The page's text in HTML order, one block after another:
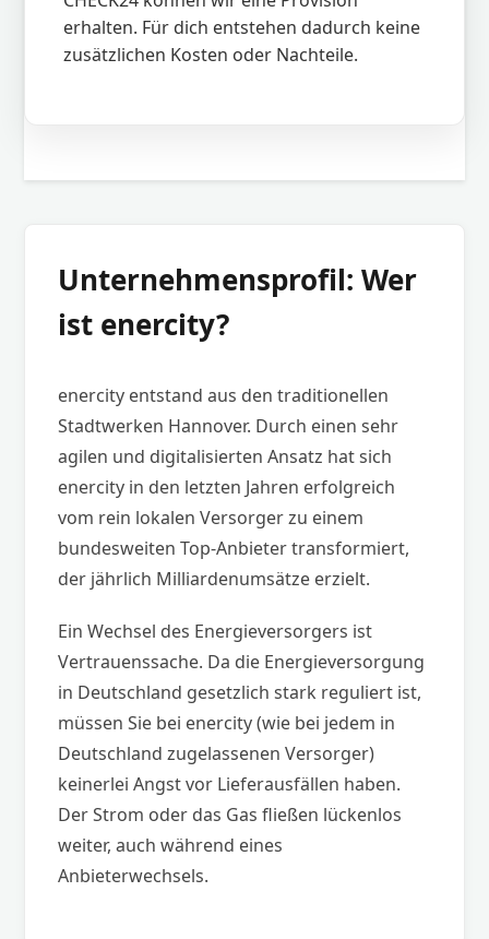
erhalten. Für dich entstehen dadurch keine
zusätzlichen Kosten oder Nachteile.
Unternehmensprofil: Wer
ist enercity?
enercity entstand aus den traditionellen
Stadtwerken Hannover. Durch einen sehr
agilen und digitalisierten Ansatz hat sich
enercity in den letzten Jahren erfolgreich
vom rein lokalen Versorger zu einem
bundesweiten Top-Anbieter transformiert,
der jährlich Milliardenumsätze erzielt.
Ein Wechsel des Energieversorgers ist
Vertrauenssache. Da die Energieversorgung
in Deutschland gesetzlich stark reguliert ist,
müssen Sie bei enercity (wie bei jedem in
Deutschland zugelassenen Versorger)
keinerlei Angst vor Lieferausfällen haben.
Der Strom oder das Gas fließen lückenlos
weiter, auch während eines
Anbieterwechsels.